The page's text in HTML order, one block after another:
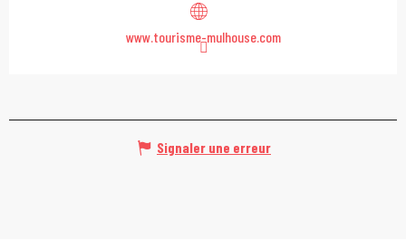
www.tourisme-mulhouse.com
Signaler une erreur